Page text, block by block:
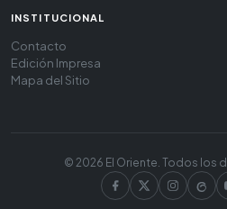
INSTITUCIONAL
Contacto
Edición Impresa
Mapa del Sitio
© 2026 El Oriente. Todos los